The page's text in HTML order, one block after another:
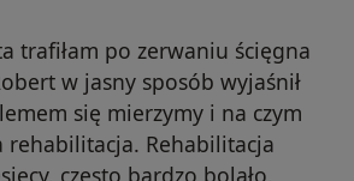
trafiłam po zerwaniu ścięgna
w jasny sposób wyjaśnił
się mierzymy i na czym
rehabilitacja. Rehabilitacja
często bardzo bolało,